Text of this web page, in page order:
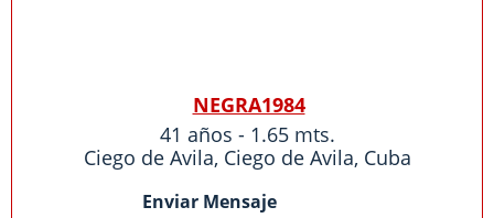
NEGRA1984
41 años - 1.65 mts.
Ciego de Avila, Ciego de Avila, Cuba
Enviar Mensaje